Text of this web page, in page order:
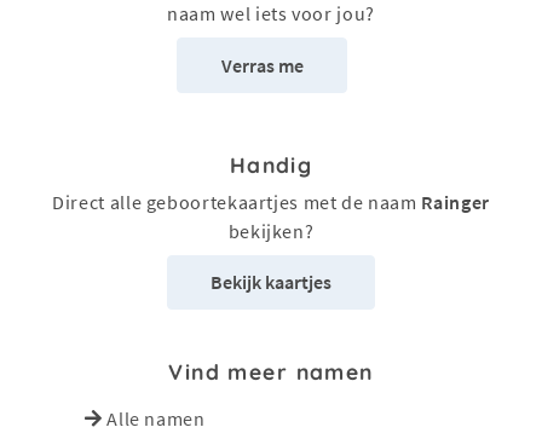
naam wel iets voor jou?
Verras me
Handig
Direct alle geboortekaartjes met de naam Rainger
bekijken?
Bekijk kaartjes
Vind meer namen
Alle namen